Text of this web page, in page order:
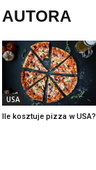
USA
Ile kosztuje pizza w USA?